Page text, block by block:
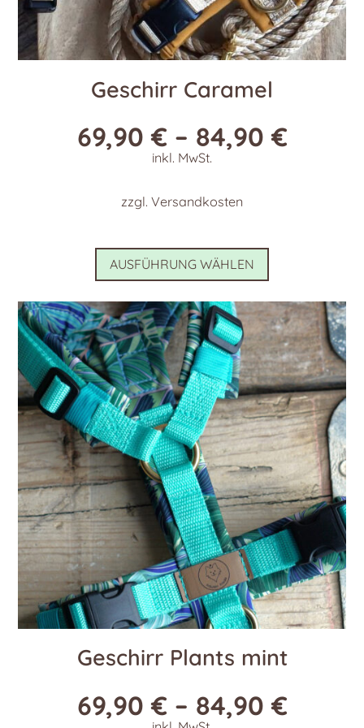
Geschirr Caramel
69,90€ – 84,90€
inkl. MwSt.
zzgl. Versandkosten
AUSFÜHRUNG WÄHLEN
Dieses
weist
mehrere
Varianten
auf.
Die
Optionen
können
auf
der
Produktseite
gewählt
werden
Geschirr Plants mint
69,90€ – 84,90€